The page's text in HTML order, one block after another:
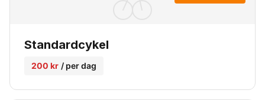
Standardcykel
200 kr / per dag